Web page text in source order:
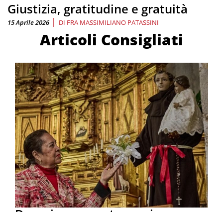
Giustizia, gratitudine e gratuità
15 Aprile 2026 | DI FRA MASSIMILIANO PATASSINI
Articoli Consigliati